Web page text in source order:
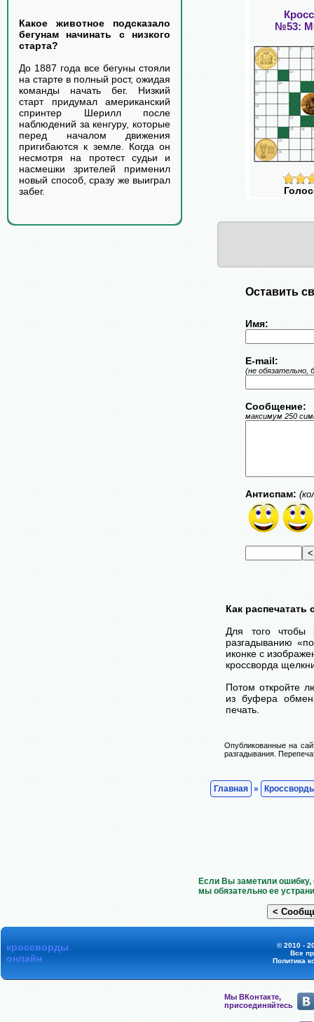
Какое животное подсказало
бегунам начинать с низкого
старта?
До 1887 года все бегуны стояли
на старте в полный рост, ожидая
команды начать бег. Низкий
старт придумал американский
спринтер Шерилл после
наблюдений за кенгуру, которые
перед началом движения
пригибаются к земле. Когда он
несмотря на протест судьи и
насмешки зрителей применил
новый способ, сразу же выиграл
забег.
№53:
Оставить
Имя:
E-mail:
(не обязательно,
Сообщение:
максимум 250
Антиспам:
Как
Для того чтобы
разгадыванию
иконке с
кроссворда
Потом откройте
из буфера
печать.
Опубликованные на
разгадывания.
Главная »
Если Вы заметили
мы обязательно ее
кроссворды
онлайн
© 2010 -
Все
Политика
Мы ВКонтакте,
присоединяйтесь